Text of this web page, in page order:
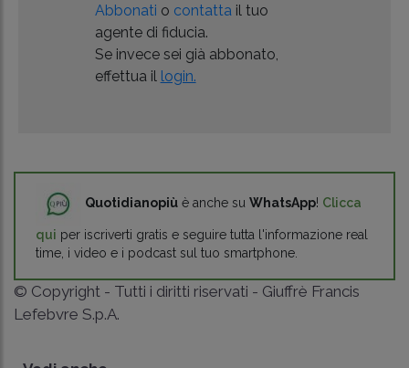
Abbonati o contatta il tuo
agente di fiducia.
Se invece sei già abbonato,
effettua il login.
Quotidianopiù è anche su WhatsApp! Clicca
qui per iscriverti gratis e seguire tutta l'informazione real
time, i video e i podcast sul tuo smartphone.
© Copyright - Tutti i diritti riservati - Giuffrè Francis
Lefebvre S.p.A.